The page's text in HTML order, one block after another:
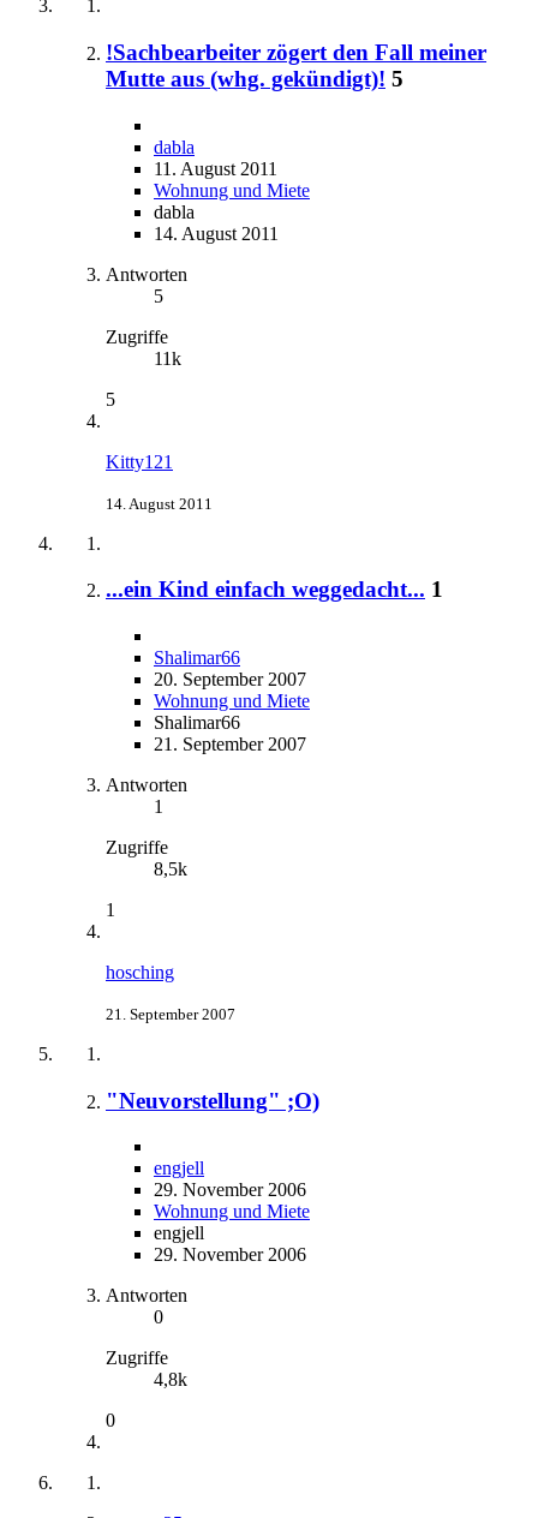
!Sachbearbeiter zögert den Fall meiner
Mutte aus (whg. gekündigt)! 5
dabla
11. August 2011
Wohnung und Miete
dabla
14. August 2011
Antworten
5
Zugriffe
11k
5
Kitty121
14. August 2011
...ein Kind einfach weggedacht... 1
Shalimar66
20. September 2007
Wohnung und Miete
Shalimar66
21. September 2007
Antworten
1
Zugriffe
8,5k
1
hosching
21. September 2007
"Neuvorstellung" ;O)
engjell
29. November 2006
Wohnung und Miete
engjell
29. November 2006
Antworten
0
Zugriffe
4,8k
0